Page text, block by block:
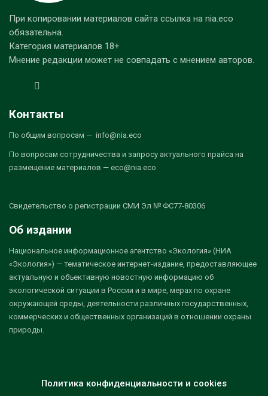
При копировании материалов сайта ссылка на nia.eco
обязательна.
Категория материалов 18+
Мнение редакции может не совпадать с мнением авторов.
Контакты
По общим вопросам — info@nia.eco
По вопросам сотрудничества и запросу актуального прайса на
размещение материалов — eco@nia.eco
Свидетельство о регистрации СМИ Эл № ФС77-80306
Об издании
Национальное информационное агентство «Экология» (НИА
«Экология») — тематическое интернет-издание, предоставляющее
актуальную и объективную новостную информацию об
экологической ситуации в России и в мире, мерах по охране
окружающей среды, деятельности различных государственных,
коммерческих и общественных организаций в отношении охраны
природы.
Политика конфиденциальности и cookies